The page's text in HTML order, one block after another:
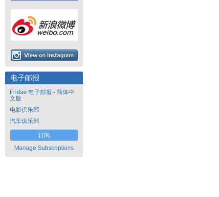
电子邮报
Fridae 电子邮报 - 简体中
文版
电影俱乐部
汽车俱乐部
订阅
Manage Subscriptions